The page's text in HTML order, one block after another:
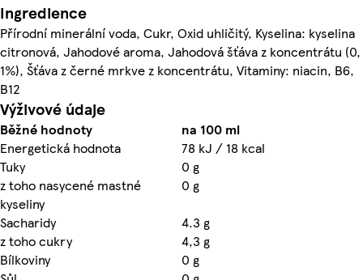
Ingredience
Přírodní minerální voda, Cukr, Oxid uhličitý, Kyselina: kyselina
citronová, Jahodové aroma, Jahodová šťáva z koncentrátu (0,
1%), Šťáva z černé mrkve z koncentrátu, Vitaminy: niacin, B6,
B12
Výživové údaje
Běžné hodnoty
na 100 ml
Energetická hodnota
78 kJ / 18 kcal
Tuky
0 g
z toho nasycené mastné
kyseliny
0 g
Sacharidy
4.3 g
z toho cukry
4,3 g
Bílkoviny
0 g